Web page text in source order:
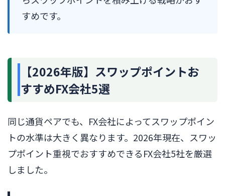
すめです。
【2026年版】スワップポイントお
すすめFX会社5選
同じ通貨ペアでも、FX会社によってスワップポイン
トの水準は大きく異なります。2026年現在、スワッ
プポイント重視でおすすめできるFX会社5社を厳選
しました。